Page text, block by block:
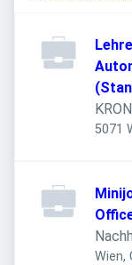
5071
Wien,